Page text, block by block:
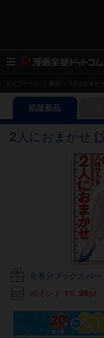
トップページ 2人におまか
紙版新品
2人におまかせ [
全巻分ブックカバー
ポイント 1 ％ 26pt